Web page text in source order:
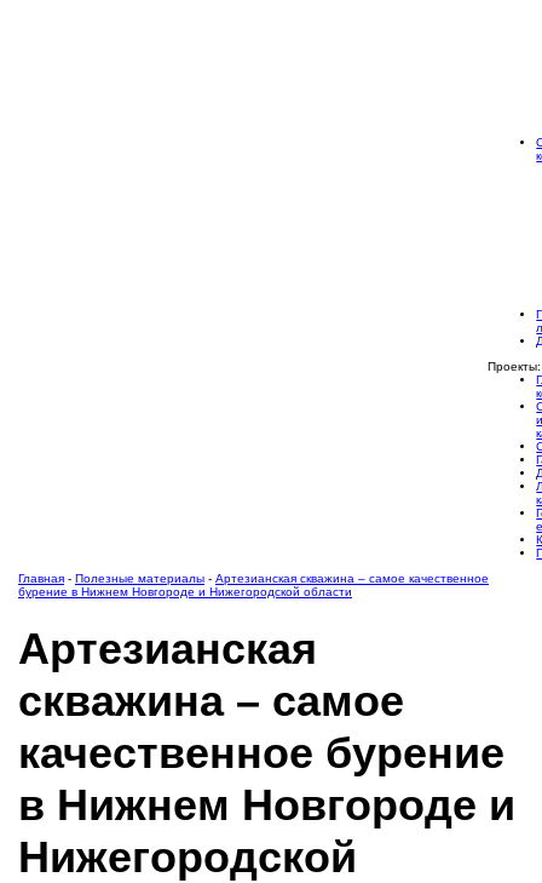
Проекты:
Главная - Полезные материалы - Артезианская скважина – самое качественное
бурение в Нижнем Новгороде и Нижегородской области
Артезианская
скважина – самое
качественное бурение
в Нижнем Новгороде и
Нижегородской